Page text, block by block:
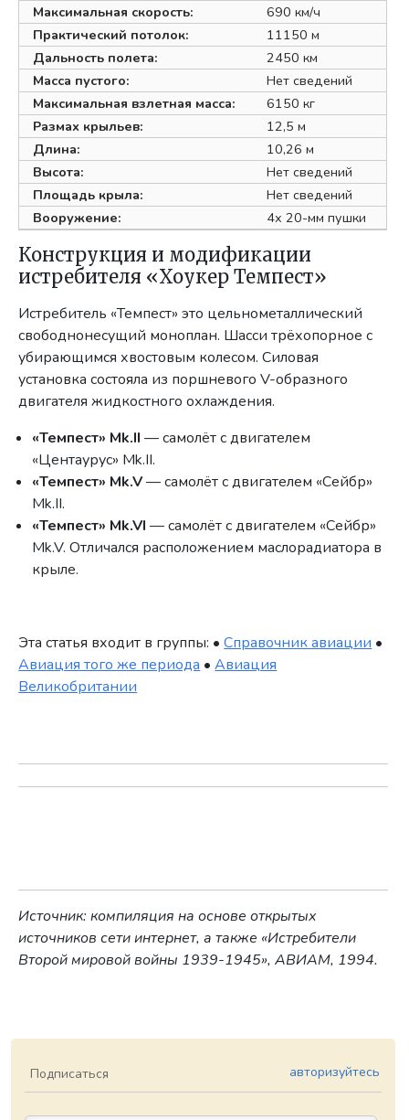
Максимальная скорость:
690 км/ч
Практический потолок:
11150 м
Дальность полета:
2450 км
Масса пустого:
Нет сведений
Максимальная взлетная масса:
6150 кг
Размах крыльев:
12,5 м
Длина:
10,26 м
Высота:
Нет сведений
Площадь крыла:
Нет сведений
Вооружение:
4х 20-мм пушки
Конструкция и модификации
истребителя «Хоукер Темпест»
Истребитель «Темпест» это цельнометаллический
свободнонесущий моноплан. Шасси трёхопорное с
убирающимся хвостовым колесом. Силовая
установка состояла из поршневого V-образного
двигателя жидкостного охлаждения.
«Темпест» Mk.II — самолёт с двигателем
«Центаурус» Mk.II.
«Темпест» Mk.V— самолёт с двигателем «Сейбр»
Mk.II.
«Темпест» Mk.VI — самолёт с двигателем «Сейбр»
Mk.V. Отличался расположением маслорадиатора в
крыле.
Эта статья входит в группы: •Справочник авиации •
Авиация того же периода •Авиация
Великобритании
Источник: компиляция на основе открытых
источников сети интернет, а также «Истребители
Второй мировой войны 1939-1945», АВИАМ, 1994.
Подписаться авторизуйтесь